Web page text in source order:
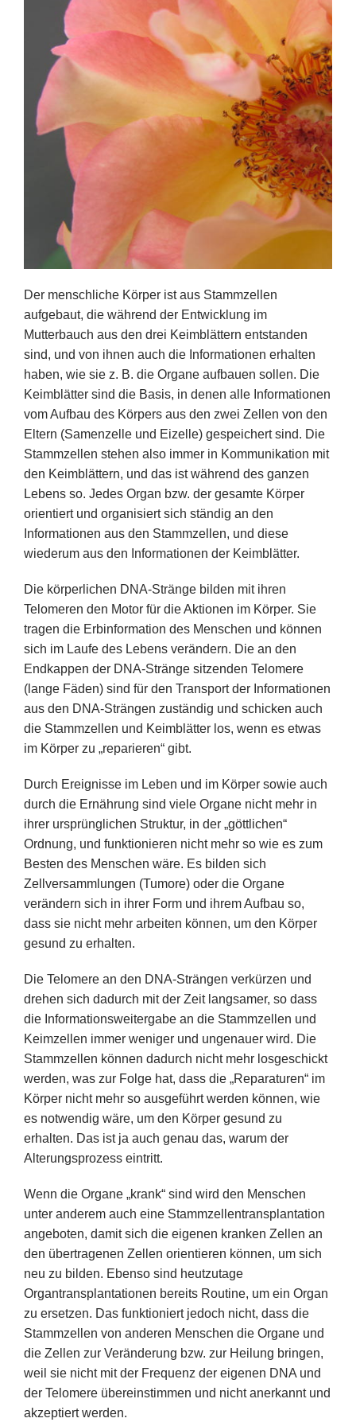
Der menschliche Körper ist aus Stammzellen
aufgebaut, die während der Entwicklung im
Mutterbauch aus den drei Keimblättern entstanden
sind, und von ihnen auch die Informationen erhalten
haben, wie sie z. B. die Organe aufbauen sollen. Die
Keimblätter sind die Basis, in denen alle Informationen
vom Aufbau des Körpers aus den zwei Zellen von den
Eltern (Samenzelle und Eizelle) gespeichert sind. Die
Stammzellen stehen also immer in Kommunikation mit
den Keimblättern, und das ist während des ganzen
Lebens so. Jedes Organ bzw. der gesamte Körper
orientiert und organisiert sich ständig an den
Informationen aus den Stammzellen, und diese
wiederum aus den Informationen der Keimblätter.
Die körperlichen DNA-Stränge bilden mit ihren
Telomeren den Motor für die Aktionen im Körper. Sie
tragen die Erbinformation des Menschen und können
sich im Laufe des Lebens verändern. Die an den
Endkappen der DNA-Stränge sitzenden Telomere
(lange Fäden) sind für den Transport der Informationen
aus den DNA-Strängen zuständig und schicken auch
die Stammzellen und Keimblätter los, wenn es etwas
im Körper zu „reparieren“ gibt.
Durch Ereignisse im Leben und im Körper sowie auch
durch die Ernährung sind viele Organe nicht mehr in
ihrer ursprünglichen Struktur, in der „göttlichen“
Ordnung, und funktionieren nicht mehr so wie es zum
Besten des Menschen wäre. Es bilden sich
Zellversammlungen (Tumore) oder die Organe
verändern sich in ihrer Form und ihrem Aufbau so,
dass sie nicht mehr arbeiten können, um den Körper
gesund zu erhalten.
Die Telomere an den DNA-Strängen verkürzen und
drehen sich dadurch mit der Zeit langsamer, so dass
die Informationsweitergabe an die Stammzellen und
Keimzellen immer weniger und ungenauer wird. Die
Stammzellen können dadurch nicht mehr losgeschickt
werden, was zur Folge hat, dass die „Reparaturen“ im
Körper nicht mehr so ausgeführt werden können, wie
es notwendig wäre, um den Körper gesund zu
erhalten. Das ist ja auch genau das, warum der
Alterungsprozess eintritt.
Wenn die Organe „krank“ sind wird den Menschen
unter anderem auch eine Stammzellentransplantation
angeboten, damit sich die eigenen kranken Zellen an
den übertragenen Zellen orientieren können, um sich
neu zu bilden. Ebenso sind heutzutage
Organtransplantationen bereits Routine, um ein Organ
zu ersetzen. Das funktioniert jedoch nicht, dass die
Stammzellen von anderen Menschen die Organe und
die Zellen zur Veränderung bzw. zur Heilung bringen,
weil sie nicht mit der Frequenz der eigenen DNA und
der Telomere übereinstimmen und nicht anerkannt und
akzeptiert werden.